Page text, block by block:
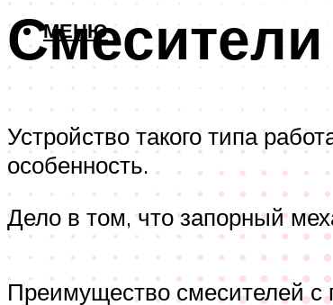
МЕНЮ
Устройство такого типа
особенность.
Дело в том, что запорный
Преимущество смесителей с